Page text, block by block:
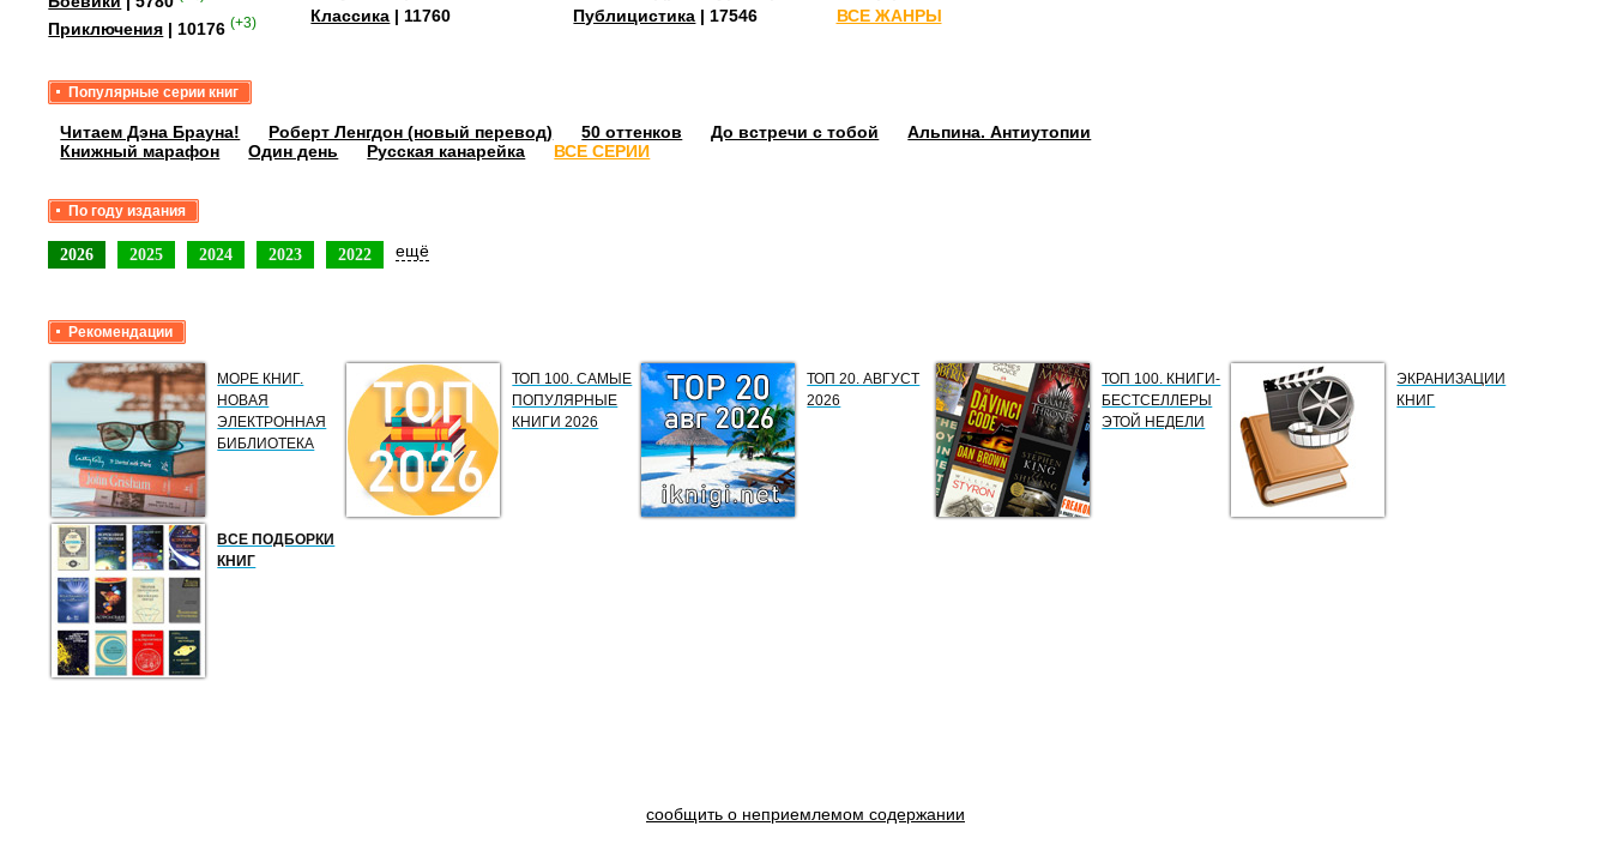
Приключения | 10176 (+3)
Классика | 11760
Публицистика | 17546 ВСЕ ЖАНРЫ
Популярные серии книг
Читаем Дэна Брауна! Роберт Ленгдон (новый перевод) 50 оттенков До встречи с тобой
Альпина. Антиутопии
Книжный марафон
Один день Русская канарейка ВСЕ СЕРИИ
По году издания
2026 2025 2024 2023 2022 ещё
Рекомендации
МОРЕ КНИГ.
НОВАЯ
ЭЛЕКТРОННАЯ
БИБЛИОТЕКА
ТОП 100. САМЫЕ
ПОПУЛЯРНЫЕ
КНИГИ 2026
ТОП 20. АВГУСТ
2026
ТОП 100. КНИГИ-
БЕСТСЕЛЛЕРЫ
ЭТОЙ НЕДЕЛИ
ЭКРАНИЗАЦИИ
КНИГ
ВСЕ ПОДБОРКИ
КНИГ
сообщить о неприемлемом содержании